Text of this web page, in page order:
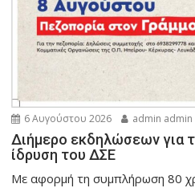
6 Αυγούστου 2026 admin admin
Διήμερο εκδηλώσεων για
ίδρυση του ΔΣΕ
Με αφορμή τη συμπλήρωση 80